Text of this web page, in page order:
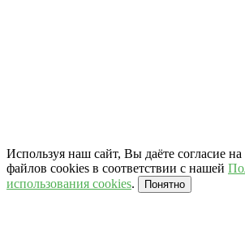
Используя наш сайт, Вы даёте согласие
файлов cookies в соответствии с нашей
использования cookies. Понятно